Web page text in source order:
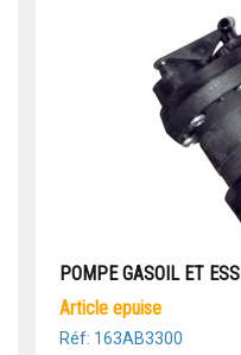
POMPE GASOIL ET
article epuise
Réf: 163AB3300